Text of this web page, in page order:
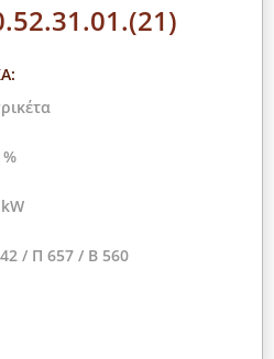
/ Π 657 / Β 560